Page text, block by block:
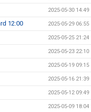
2025-05-30 14:49
12:00 2025-05-29 06:55
2025-05-25 21:24
2025-05-23 22:10
2025-05-19 09:15
2025-05-16 21:39
2025-05-12 09:49
2025-05-09 18:04